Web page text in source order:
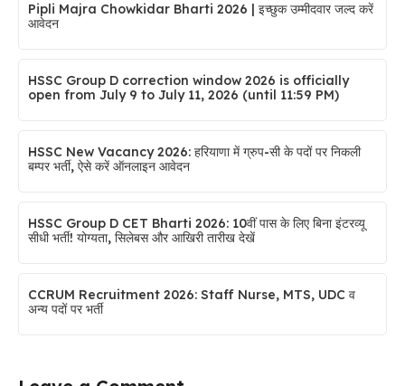
Pipli Majra Chowkidar Bharti 2026 | इच्छुक उम्मीदवार जल्द करें
आवेदन
HSSC Group D correction window 2026 is officially
open from July 9 to July 11, 2026 (until 11:59 PM)
HSSC New Vacancy 2026: हरियाणा में ग्रुप-सी के पदों पर निकली
बम्पर भर्ती, ऐसे करें ऑनलाइन आवेदन
HSSC Group D CET Bharti 2026: 10वीं पास के लिए बिना इंटरव्यू
सीधी भर्ती! योग्यता, सिलेबस और आखिरी तारीख देखें
CCRUM Recruitment 2026: Staff Nurse, MTS, UDC व
अन्य पदों पर भर्ती